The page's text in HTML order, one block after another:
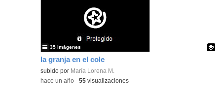
la granja en el cole
Contenido educativo.
subido por María Lorena M.
35 imágenes
-hace un año -55 visualizaciones